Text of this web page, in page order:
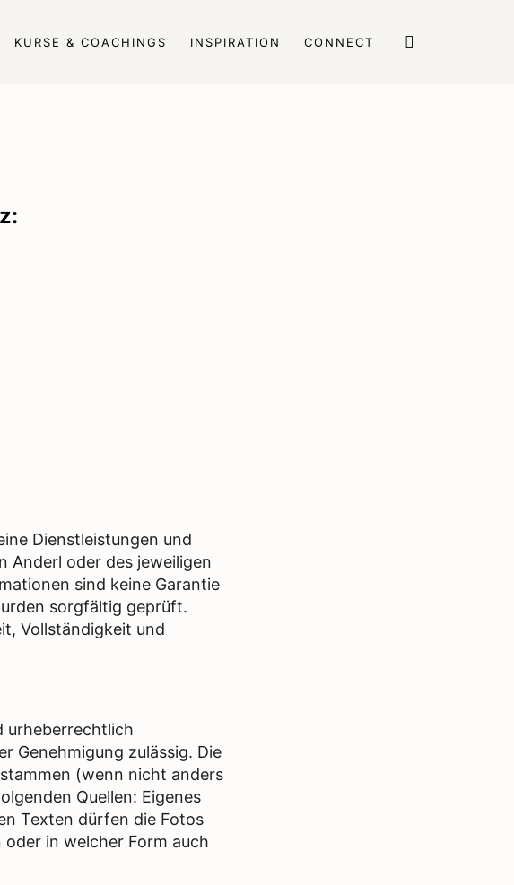
KURSE & COACHINGS INSPIRATION CONNECT
Dienstleistungen und
Anderl oder des jeweiligen
sind keine Garantie
sorgfältig geprüft.
Vollständigkeit und
urheberrechtlich
Genehmigung zulässig. Die
(wenn nicht anders
Quellen: Eigenes
Texten dürfen die Fotos
in welcher Form auch